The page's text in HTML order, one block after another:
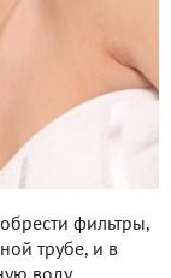
фильтры,
трубе, и в